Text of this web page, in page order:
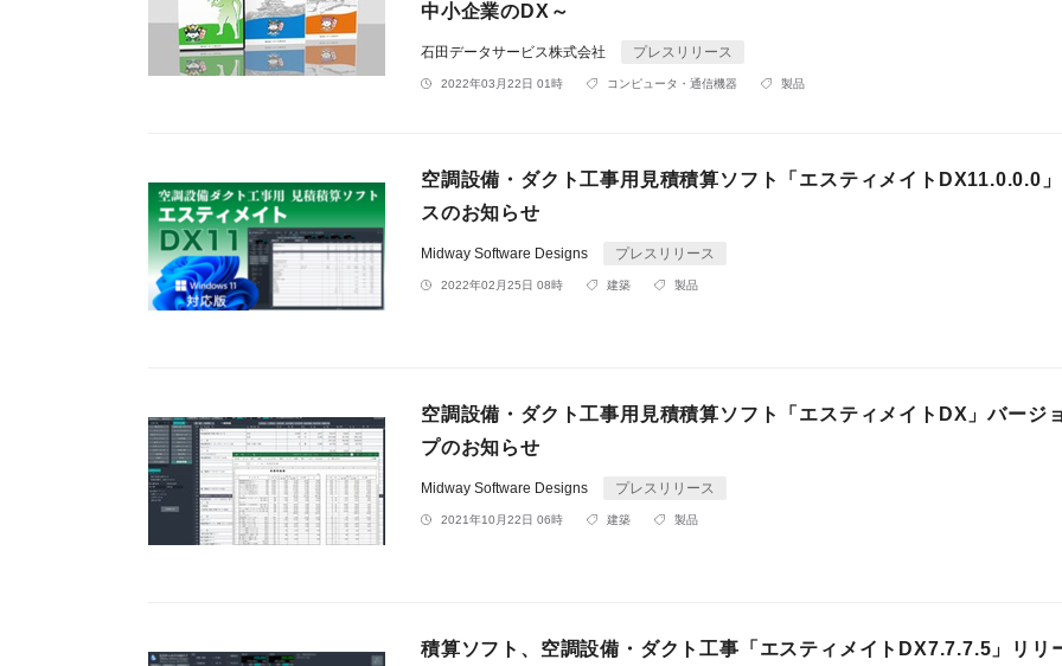
中小企業のDX～
石田データサービス株式会社 プレスリリース
2022年03月22日 01時 コンピュータ・通信機器 製品
空調設備・ダクト工事用見積積算ソフト「エスティメイトDX11.0.0.0
スのお知らせ
Midway Software Designs プレスリリース
2022年02月25日 08時 建築 製品
空調設備・ダクト工事用見積積算ソフト「エスティメイトDX」バージ
プのお知らせ
Midway Software Designs プレスリリース
2021年10月22日 06時 建築 製品
積算ソフト、空調設備・ダクト工事「エスティメイトDX7.7.7.5」リリ